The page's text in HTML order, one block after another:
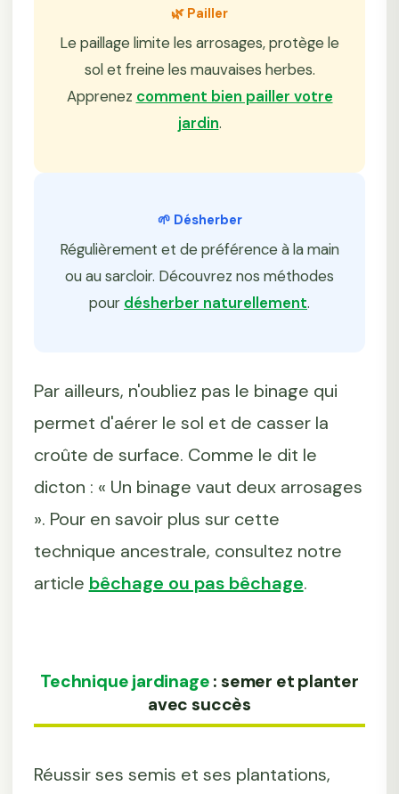
🌿 Pailler
Le paillage limite les arrosages, protège le
sol et freine les mauvaises herbes.
Apprenez comment bien pailler votre
jardin.
🌱 Désherber
Régulièrement et de préférence à la main
ou au sarcloir. Découvrez nos méthodes
pour désherber naturellement.
Par ailleurs, n'oubliez pas le binage qui
permet d'aérer le sol et de casser la
croûte de surface. Comme le dit le
dicton : « Un binage vaut deux arrosages
». Pour en savoir plus sur cette
technique ancestrale, consultez notre
article bêchage ou pas bêchage.
Technique jardinage : semer et planter
avec succès
Réussir ses semis et ses plantations,